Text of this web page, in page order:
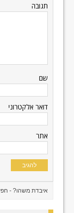
תגובה
שם
דואר אלקטרוני
אתר